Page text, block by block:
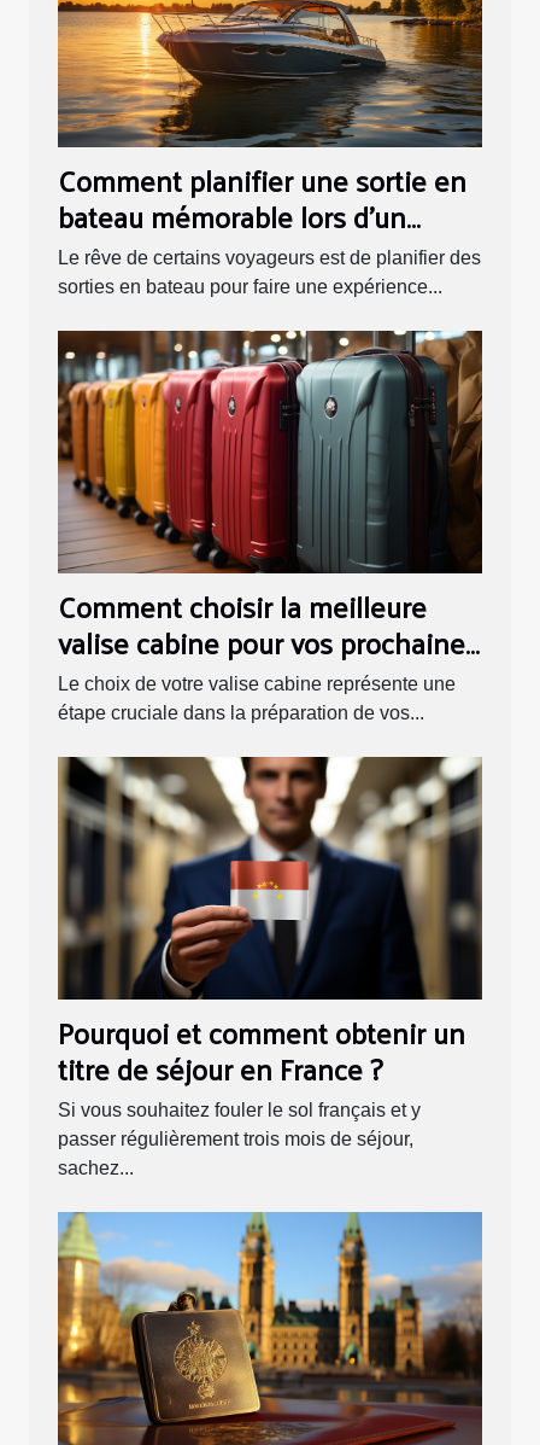
Comment planifier une sortie en
bateau mémorable lors d'un
voyage touristique ?
Le rêve de certains voyageurs est de planifier des
sorties en bateau pour faire une expérience...
Comment choisir la meilleure
valise cabine pour vos prochaines
vacances ?
Le choix de votre valise cabine représente une
étape cruciale dans la préparation de vos...
Pourquoi et comment obtenir un
titre de séjour en France ?
Si vous souhaitez fouler le sol français et y
passer régulièrement trois mois de séjour,
sachez...